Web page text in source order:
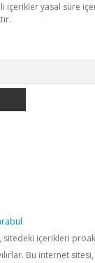
içerikler yasal süre
sitedeki içerikleri
Bu internet